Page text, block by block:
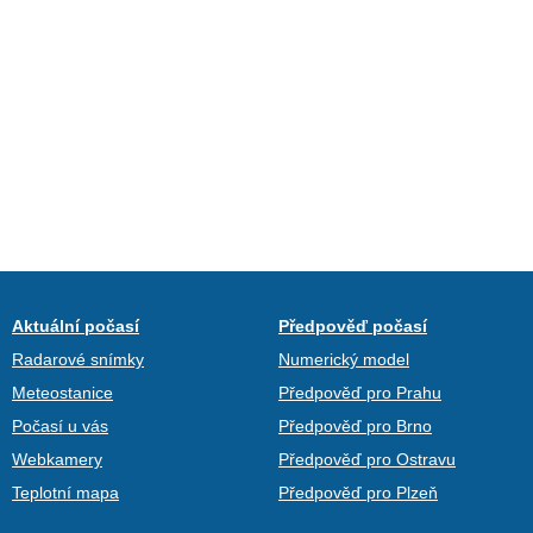
Aktuální počasí
Radarové snímky
Meteostanice
Počasí u vás
Webkamery
Teplotní mapa
Předpověď počasí
Numerický model
Předpověď pro Prahu
Předpověď pro Brno
Předpověď pro Ostravu
Předpověď pro Plzeň